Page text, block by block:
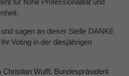
sagen an dieser Stelle DANKE
Voting in der diesjährigen
Wulff, Bundespräsident